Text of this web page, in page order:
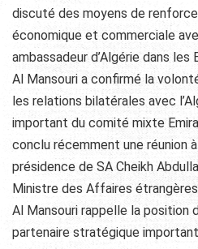
discuté des moyens de
économique et commerciale
ambassadeur d’Algérie dans les
Al Mansouri a confirmé la
les relations bilatérales avec
important du comité mixte
conclu récemment une réunion
présidence de SA Cheikh
Ministre des Affaires
Al Mansouri rappelle la position
partenaire stratégique